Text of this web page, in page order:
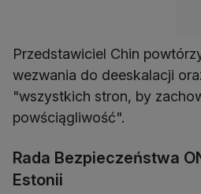
Przedstawiciel Chin
wezwania do deeskalacji
"wszystkich stron, by
powściągliwość".
Rada Bezpieczeństwa
Estonii